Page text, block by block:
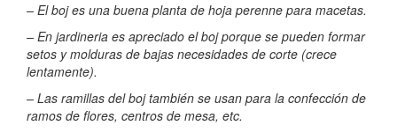
– El boj es una buena planta de hoja perenne para macetas.
– En jardineria es apreciado el boj porque se pueden formar
setos y molduras de bajas necesidades de corte (crece
lentamente).
– Las ramillas del boj también se usan para la confección de
ramos de flores, centros de mesa, etc.